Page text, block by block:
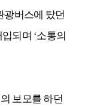
광버스에 탔던
되며 ‘소통의
보모를 하던